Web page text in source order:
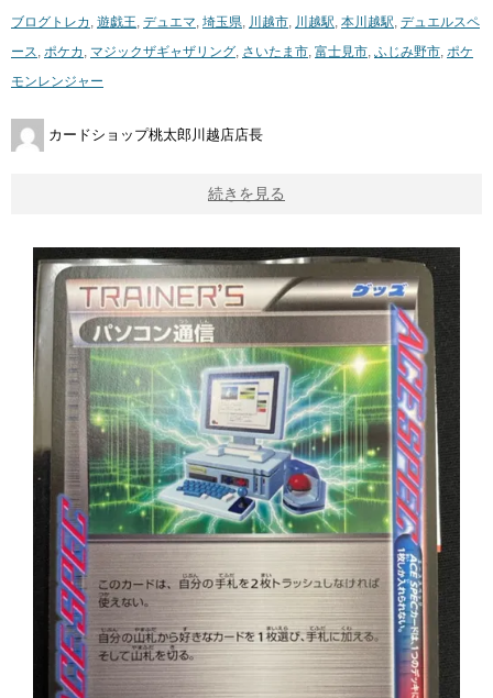
ブログ トレカ , 遊戯王, デュエマ, 埼玉県, 川越市, 川越駅, 本川越駅, デュエルスペ
ース, ポケカ , マジックザギャザリング, さいたま市, 富士見市, ふじみ野市, ポケ
モンレンジャー
カードショップ桃太郎川越店店長
続きを見る